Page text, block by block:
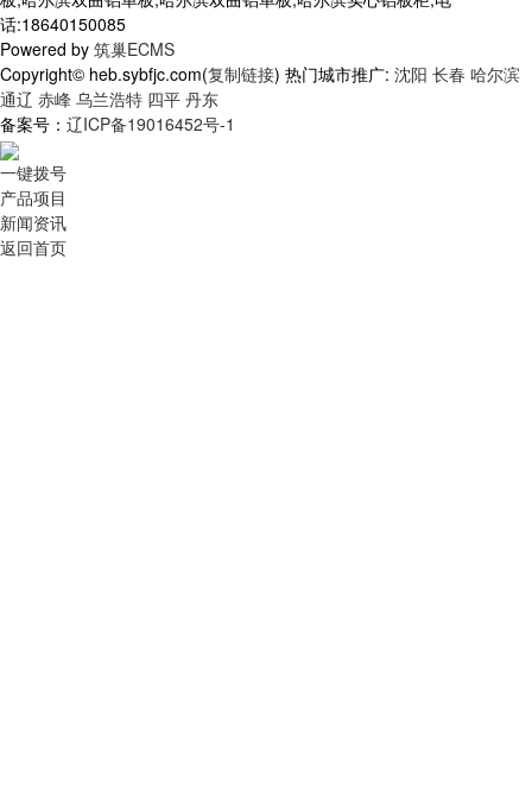
话:18640150085
Powered by 筑巢ECMS
Copyright© heb.sybfjc.com(复制链接) 热门城市推广: 沈阳 长春 哈尔滨
通辽 赤峰 乌兰浩特 四平 丹东
备案号： 辽ICP备19016452号-1
一键拨号
产品项目
新闻资讯
返回首页